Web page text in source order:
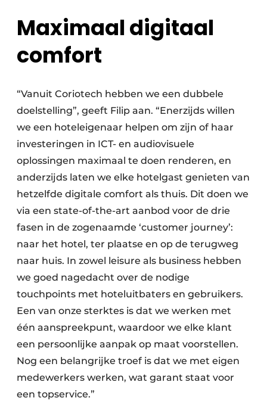
Maximaal digitaal
comfort
“Vanuit Coriotech hebben we een dubbele
doelstelling”, geeft Filip aan. “Enerzijds willen
we een hoteleigenaar helpen om zijn of haar
investeringen in ICT- en audiovisuele
oplossingen maximaal te doen renderen, en
anderzijds laten we elke hotelgast genieten van
hetzelfde digitale comfort als thuis. Dit doen we
via een state-of-the-art aanbod voor de drie
fasen in de zogenaamde ‘customer journey’:
naar het hotel, ter plaatse en op de terugweg
naar huis. In zowel leisure als business hebben
we goed nagedacht over de nodige
touchpoints met hoteluitbaters en gebruikers.
Een van onze sterktes is dat we werken met
één aanspreekpunt, waardoor we elke klant
een persoonlijke aanpak op maat voorstellen.
Nog een belangrijke troef is dat we met eigen
medewerkers werken, wat garant staat voor
een topservice.”